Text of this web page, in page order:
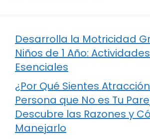
Desarrolla la Motricidad
Niños de 1 Año:
Esenciales
¿Por Qué Sientes
Persona que No es Tu
Descubre las Razones y
Manejarlo